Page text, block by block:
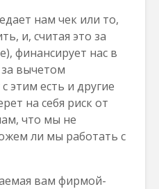
нам чек или то,
и, считая это за
финансирует нас в
вычетом
этим есть и другие
на себя риск от
что мы не
ли мы работать с
вам фирмой-